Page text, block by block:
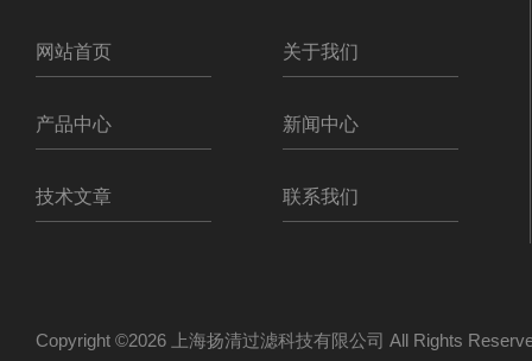
网站首页 关于我们
产品中心 新闻中心
技术文章 联系我们
Copyright ©2026 上海扬清过滤科技有限公司 All Rights